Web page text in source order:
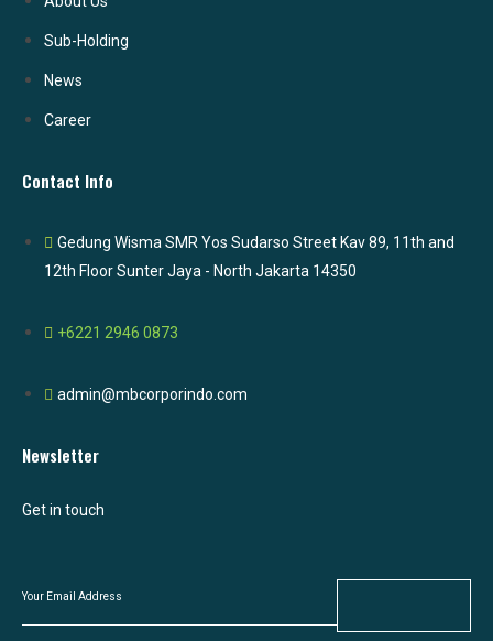
Sub-Holding
News
Career
Contact Info
Gedung Wisma SMR Yos Sudarso Street Kav 89, 11th and
12th Floor Sunter Jaya - North Jakarta 14350
+6221 2946 0873
admin@mbcorporindo.com
Newsletter
Get in touch